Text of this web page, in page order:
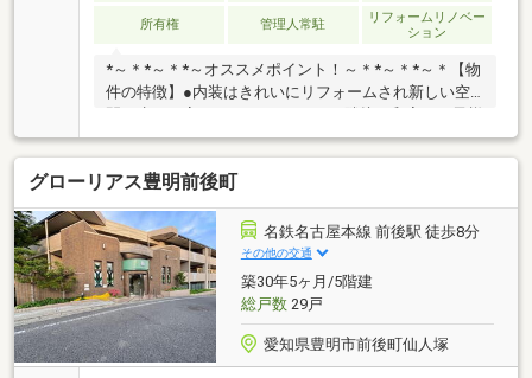
所有権 管理人常駐
リフォームリノベー
ション
*～＊*～＊*～オススメポイント！～＊*～＊*～＊【物
件の特徴】●内装はきれいにリフォームされ新しい空
間へ生まれ変わっています。●LDK隣接の和室はお子様
の遊び場や洗濯物を畳むミセスコーナーとしてもお使
いいただけます。●各居室収納付き。快適なプライベ
ート空間です。●駐車1台可能（月額6000円）【周辺環
境】●名鉄名古屋本線『前後』駅まで徒歩6分！通勤通
学に便利なエリアです。●国道1号線が近く、名古屋や
豊橋などお車での移動に便利な場所。※告知事項あり
（詳細お問い合わせください）他にもオススメがイッ
パイ！お気軽にお問い合わせください。
グローリアス豊明前後町
名鉄名古屋本線 前後駅 徒歩8分
その他の交通
築30年5ヶ月/5階建
総戸数29戸
愛知県豊明市前後町仙人塚